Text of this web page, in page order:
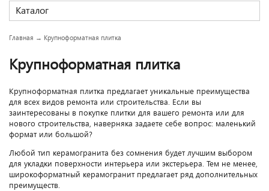
Каталог
Главная → Крупноформатная плитка
Крупноформатная плитка
Крупноформатная плитка предлагает уникальные преимущества
для всех видов ремонта или строительства. Если вы
заинтересованы в покупке плитки для вашего ремонта или для
нового строительства, наверняка задаете себе вопрос: маленький
формат или большой?
Любой тип керамогранита без сомнения будет лучшим выбором
для укладки поверхности интерьера или экстерьера. Тем не менее,
широкоформатный керамогранит предлагает ряд дополнительных
преимуществ.